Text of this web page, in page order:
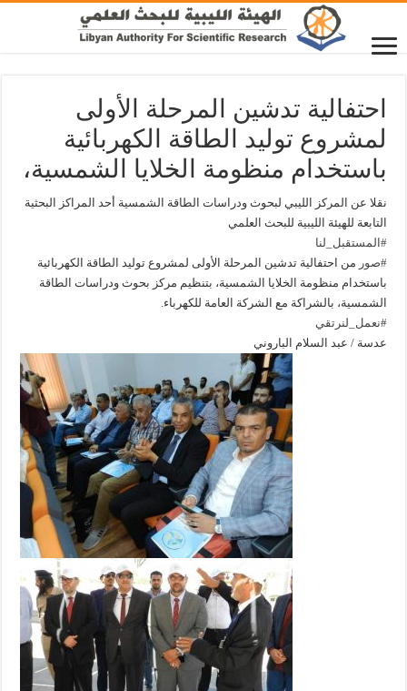
احتفالية تدشين المرحلة الأولى
لمشروع توليد الطاقة الكهربائية
باستخدام منظومة الخلايا الشمسية،
نقلا عن المركز الليبي لبحوث ودراسات الطاقة الشمسية أحد المراكز البحثية
التابعة للهيئة الليبية للبحث العلمي
#المستقبل_لنا
#صور من احتفالية تدشين المرحلة الأولى لمشروع توليد الطاقة الكهربائية
باستخدام منظومة الخلايا الشمسية، بتنظيم مركز بحوث ودراسات الطاقة
الشمسية، بالشراكة مع الشركة العامة للكهرباء.
#نعمل_لنرتقي
عدسة / عبد السلام الباروني